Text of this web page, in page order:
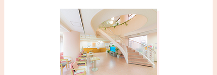
出生前診断(NIPT)
当院オリジナルレシピ
妊娠かな？ 妊娠中の心配事